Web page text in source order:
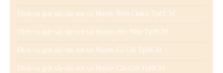
Dịch vụ giặt sấy tận nơi tại Huyện Bình Chánh TpHCM
Dịch vụ giặt sấy tận nơi tại Huyện Hóc Môn TpHCM
Dịch vụ giặt sấy tận nơi tại Huyện Củ Chi TpHCM
Dịch vụ giặt sấy tận nơi tại Huyện Cần Giờ TpHCM